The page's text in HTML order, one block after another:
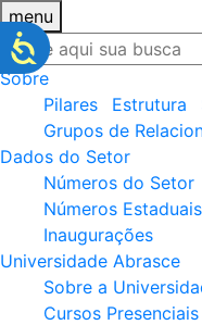
menu
Sobre
Pilares
Estrutura
Grupos de
Dados do Setor
Números do Setor
Números Estaduais
Inaugurações
Universidade Abrasce
Sobre a
Cursos Presenciais